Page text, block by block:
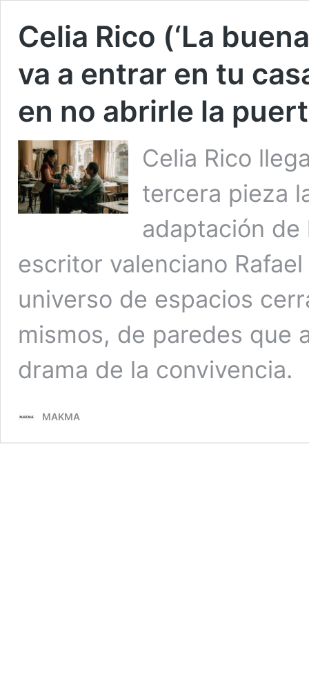
Celia Rico (‘La
va a entrar en tu
en no abrirle la
Celia Rico
tercera pieza
adaptación de
escritor valenciano
universo de espacios
mismos, de paredes que
drama de la convivencia.
MAKMA